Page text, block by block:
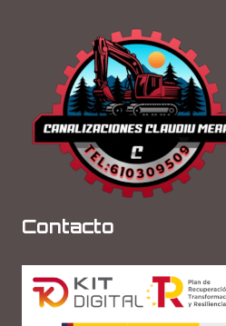
Contacto